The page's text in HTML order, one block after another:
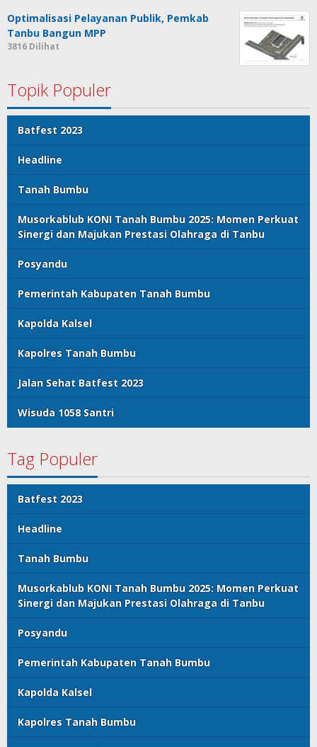
Optimalisasi Pelayanan Publik, Pemkab
Tanbu Bangun MPP
3816 Dilihat
Topik Populer
Batfest 2023
Headline
Tanah Bumbu
Musorkablub KONI Tanah Bumbu 2025: Momen Perkuat
Sinergi dan Majukan Prestasi Olahraga di Tanbu
Posyandu
Pemerintah Kabupaten Tanah Bumbu
Kapolda Kalsel
Kapolres Tanah Bumbu
Jalan Sehat Batfest 2023
Wisuda 1058 Santri
Tag Populer
Batfest 2023
Headline
Tanah Bumbu
Musorkablub KONI Tanah Bumbu 2025: Momen Perkuat
Sinergi dan Majukan Prestasi Olahraga di Tanbu
Posyandu
Pemerintah Kabupaten Tanah Bumbu
Kapolda Kalsel
Kapolres Tanah Bumbu